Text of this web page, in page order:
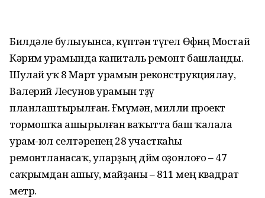
Билдәле булыуынса, күптән түгел Өфөнөң Мостай
Кәрим урамында капиталь ремонт башланды.
Шулай уҡ 8 Март урамын реконструкциялау,
Валерий Лесунов урамын төҙөү
планлаштырылған. Ғөмүмән, милли проект
тормошҡа ашырылған ваҡытта баш ҡалала
урам-юл селтәренең 28 участкаһы
ремонтланасаҡ, уларҙың дөйөм оҙонлоғо – 47
саҡрымдан ашыу, майҙаны – 811 мең квадрат
метр.